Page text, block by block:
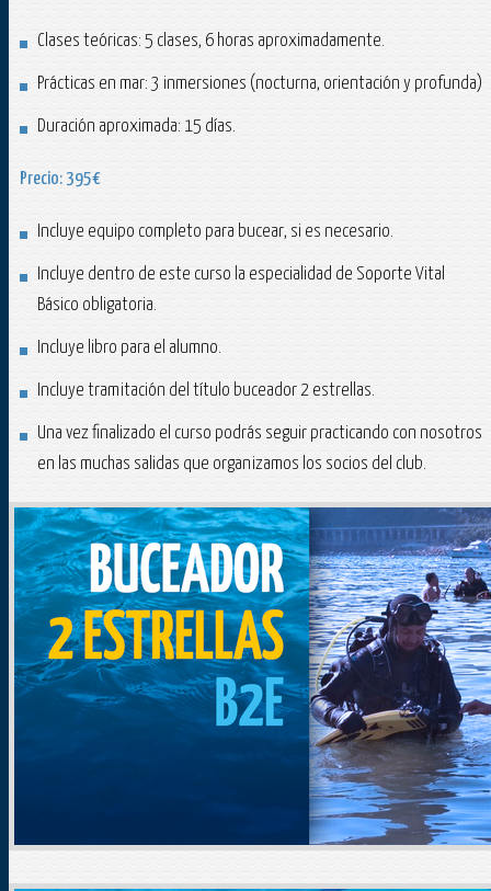
Clases teóricas: 5 clases, 6 horas aproximadamente.
Prácticas en mar: 3 inmersiones (nocturna, orientación y profunda)
Duración aproximada: 15 días.
Precio: 395€
Incluye equipo completo para bucear, si es necesario.
Incluye dentro de este curso la especialidad de Soporte Vital
Básico obligatoria.
Incluye libro para el alumno.
Incluye tramitación del título buceador 2 estrellas.
Una vez finalizado el curso podrás seguir practicando con nosotros
en las muchas salidas que organizamos los socios del club.